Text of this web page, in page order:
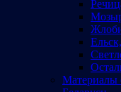
Материалы